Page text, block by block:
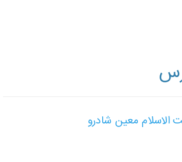
معین شادرو